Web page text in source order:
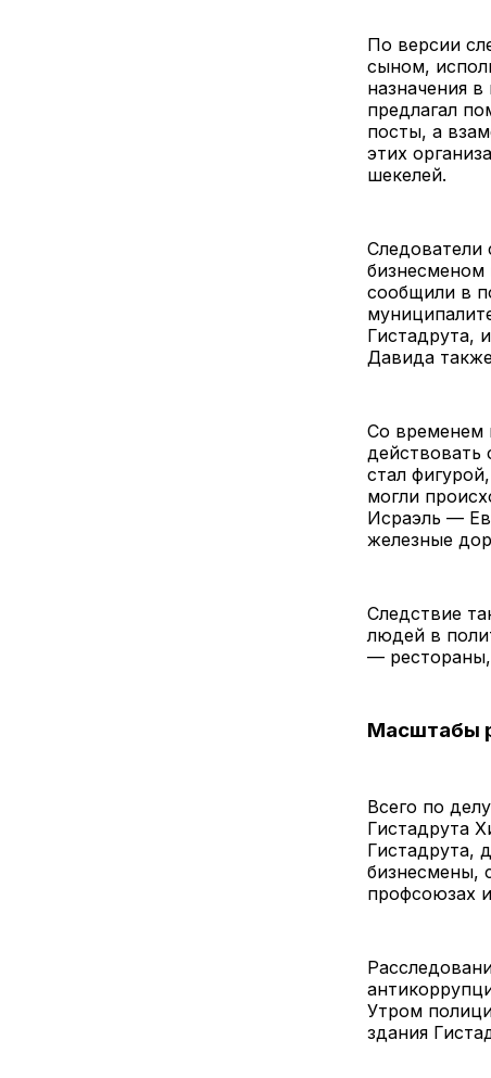
По версии
сыном,
назначения
предлагал
посты, а
этих
шекелей.
Следователи
сообщили в
Гистадрута,
Давида
Со временем
действовать
стал
могли
Исраэль —
железные
Следствие
людей в
— рестораны,
Масштабы
Всего по
Гистадрута
Гистадрута,
бизнесмены,
профсоюзах
Утром
здания